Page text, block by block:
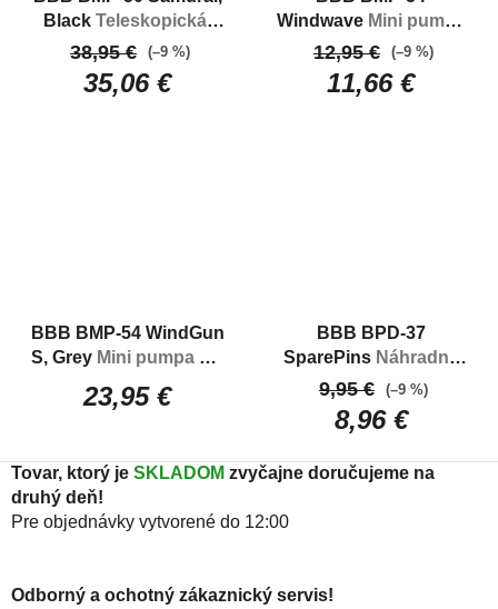
Tovar, ktorý je SKLADOM zvyčajne doručujeme na
druhý deň!
Pre objednávky vytvorené do 12:00
Odborný a ochotný zákaznický servis!
Black Teleskopická,
ľahká mini-pumpa
35,06 €
38,95 € (–9 %)
Windwave Mini pumpa
kompozitná duálna
hlavica 7 bar / 250mm
11,66 €
12,95 € (–9 %)
BBB BMP-54 WindGun
S, Grey Mini pumpa AL
hlavica 7 bar / 250mm
23,95 €
BBB BPD-37
SparePins Náhradné
piny do pedálov BPD-
37
8,96 €
9,95 € (–9 %)